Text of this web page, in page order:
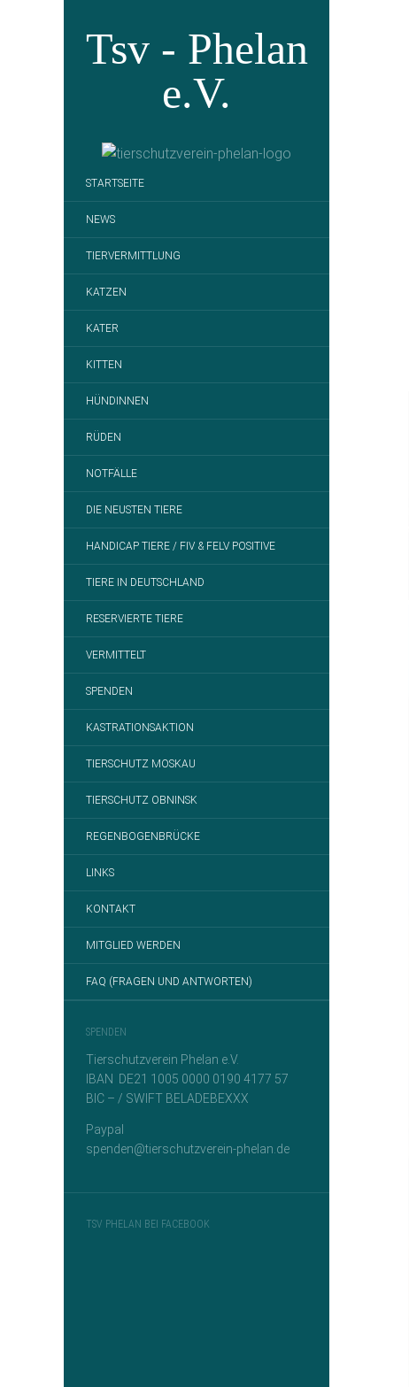
Tsv - Phelan
e.V.
STARTSEITE
NEWS
TIERVERMITTLUNG
KATZEN
KATER
KITTEN
HÜNDINNEN
RÜDEN
NOTFÄLLE
DIE NEUSTEN TIERE
HANDICAP TIERE / FIV & FELV POSITIVE
TIERE IN DEUTSCHLAND
RESERVIERTE TIERE
VERMITTELT
SPENDEN
KASTRATIONSAKTION
TIERSCHUTZ MOSKAU
TIERSCHUTZ OBNINSK
REGENBOGENBRÜCKE
LINKS
KONTAKT
MITGLIED WERDEN
FAQ (FRAGEN UND ANTWORTEN)
SPENDEN
Tierschutzverein Phelan e.V.
IBAN DE21 1005 0000 0190 4177 57
BIC – / SWIFT BELADEBEXXX
Paypal
spenden@tierschutzverein-phelan.de
TSV PHELAN BEI FACEBOOK